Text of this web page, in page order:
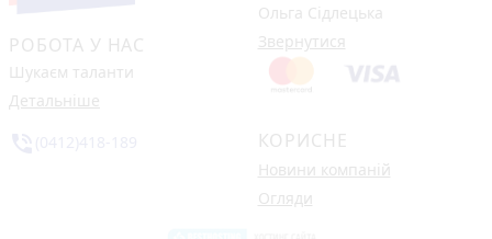
РОБОТА У НАС
Шукаєм таланти
Детальніше
Ольга Сідлецька
Звернутися
КОРИСНЕ
Новини компаній
Огляди